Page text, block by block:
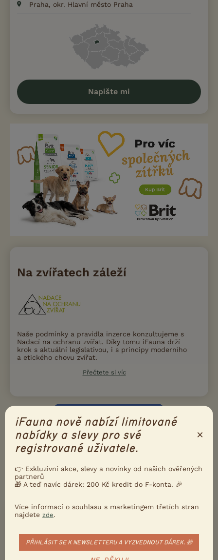
Praha, okr. Hlavní město Praha
Napište mi
Na zvířatech záleží
Naše podmínky a pravidla inzerce konzultujeme s
Nadací na ochranu zvířat. Díky tomu iFauna drží
krok s aktuální legislativou, i s principy moderního
a etického chovu zvířat.
Přečtete si víc
Poslat inzerát e-mailem
Nahlásit inzerát
DALŠÍ INZERÁTY S NABÍDKOU
POMERANIAN
PRODÁM
iFauna nově nabízí limitované
nabídky a slevy pro své
registrované uživatele.
×
👉 Exkluzivní akce, slevy a novinky od našich ověřených
partnerů
🎁 A teď navíc dárek: 200 Kč kredit do F-konta. 🎉
Více informací o souhlasu s marketingem třetích stran
najdete zde.
PŘIHLÁSIT SE K NEWSLETTERU A VYZVEDNOUT DÁREK. 🎁